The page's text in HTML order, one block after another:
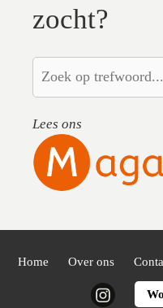
zocht?
Lees ons
Home Over ons
Instagram